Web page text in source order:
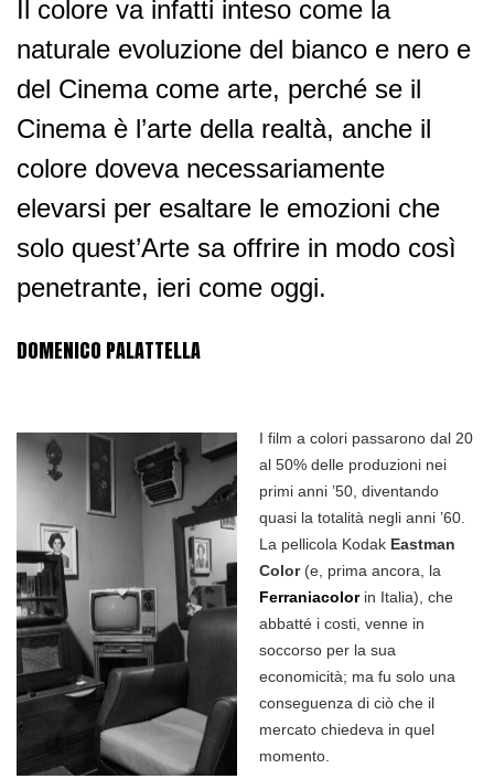
Il colore va infatti inteso come la
naturale evoluzione del bianco e nero e
del Cinema come arte, perché se il
Cinema è l’arte della realtà, anche il
colore doveva necessariamente
elevarsi per esaltare le emozioni che
solo quest’Arte sa offrire in modo così
penetrante, ieri come oggi.
DOMENICO PALATTELLA
I film a colori passarono dal 20
al 50% delle produzioni nei
primi anni ’50, diventando
quasi la totalità negli anni ’60.
La pellicola Kodak Eastman
Color(e, prima ancora, la
Ferraniacolorin Italia), che
abbatté i costi, venne in
soccorso per la sua
economicità; ma fu solo una
conseguenza di ciò che il
mercato chiedeva in quel
momento.